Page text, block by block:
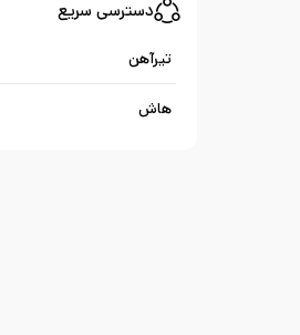
دسترسی سریع
تیرآهن
هاش